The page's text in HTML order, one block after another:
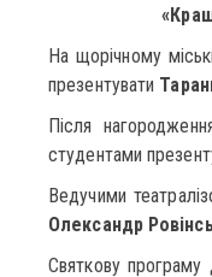
На щорічному
презентувати
Після
студентами
Ведучими
Олександр
Святкову програму